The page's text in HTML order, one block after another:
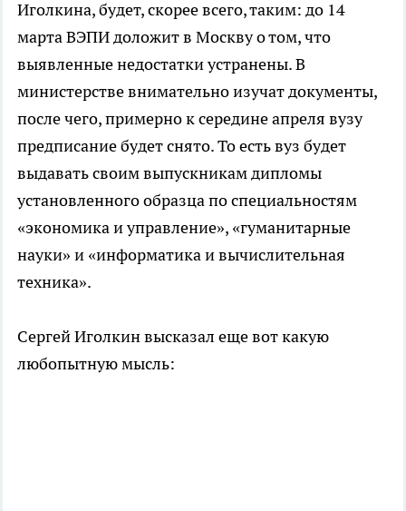
Иголкина, будет, скорее всего, таким: до 14
марта ВЭПИ доложит в Москву о том, что
выявленные недостатки устранены. В
министерстве внимательно изучат документы,
после чего, примерно к середине апреля вузу
предписание будет снято. То есть вуз будет
выдавать своим выпускникам дипломы
установленного образца по специальностям
«экономика и управление», «гуманитарные
науки» и «информатика и вычислительная
техника».
Сергей Иголкин высказал еще вот какую
любопытную мысль: